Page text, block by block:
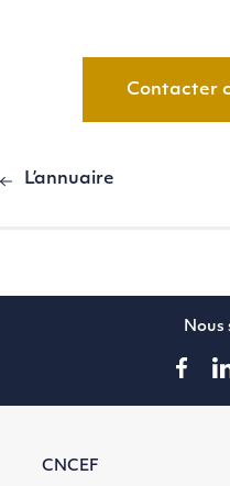
Contacter
L’annuaire
CNCEF
Nous